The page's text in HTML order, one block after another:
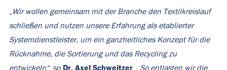
Wir wollen gemeinsam mit der Branche den Textilkreislauf
schließen und nutzen unsere Erfahrung als etablierter
Systemdienstleister, um ein ganzheitliches Konzept für die
Rücknahme, die Sortierung und das Recycling zu
entwickeln“, so Dr. Axel Schweitzer
So entlasten wir die